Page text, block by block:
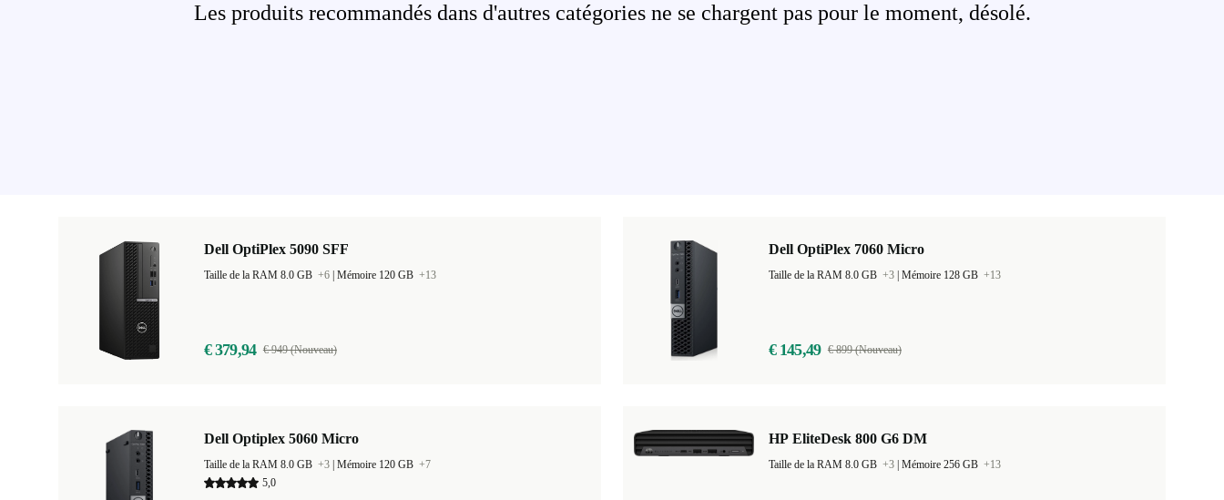
Les produits recommandés dans d'autres catégories ne se chargent pas pour le moment, désolé.
Dell OptiPlex 5090 SFF
Taille de la RAM 8.0 GB +6 Mémoire 120 GB +13
€ 379,94 € 949 (Nouveau)
Dell OptiPlex 7060 Micro
Taille de la RAM 8.0 GB +3 Mémoire 128 GB +13
€ 145,49 € 899 (Nouveau)
Dell Optiplex 5060 Micro
Taille de la RAM 8.0 GB +3 Mémoire 120 GB +7
5,0
HP EliteDesk 800 G6 DM
Taille de la RAM 8.0 GB +3 Mémoire 256 GB +13